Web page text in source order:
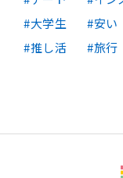
大学生
安い
推し活
旅行